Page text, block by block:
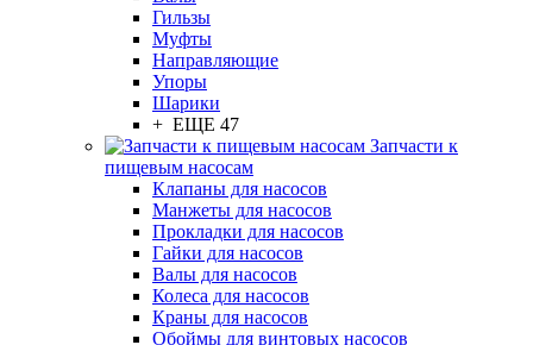
Гильзы
Муфты
Направляющие
Упоры
Шарики
+ ЕЩЕ 47
Запчасти к
пищевым насосам
Клапаны для насосов
Манжеты для насосов
Прокладки для насосов
Гайки для насосов
Валы для насосов
Колеса для насосов
Краны для насосов
Обоймы для винтовых насосов